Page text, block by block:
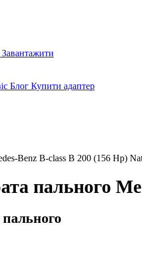
Завантажити
Блог Купити адаптер
Benz B-class B 200 (156 Hp)
пального